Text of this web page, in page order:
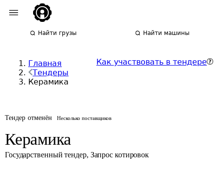
Найти грузы Найти машины
Главная
Тендеры
Керамика
Как участвовать в тендере
Тендер отменён Несколько поставщиков
Керамика
Государственный тендер, Запрос котировок